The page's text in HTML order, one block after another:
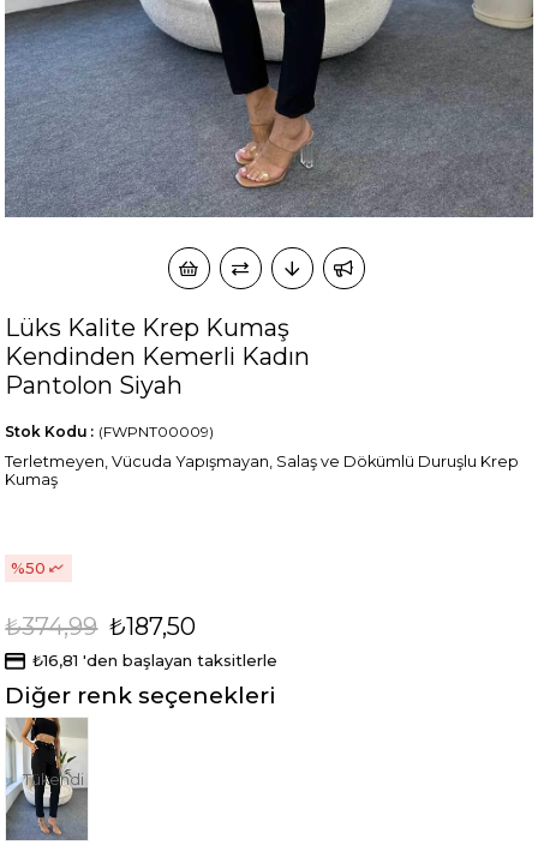
Lüks Kalite Krep Kumaş
Kendinden Kemerli Kadın
Pantolon Siyah
(FWPNT00009)
Stok Kodu
Terletmeyen, Vücuda Yapışmayan, Salaş ve Dökümlü Duruşlu Krep
Kumaş
50
₺374,99 ₺187,50
₺16,81 'den başlayan taksitlerle
Diğer renk seçenekleri
Tükendi